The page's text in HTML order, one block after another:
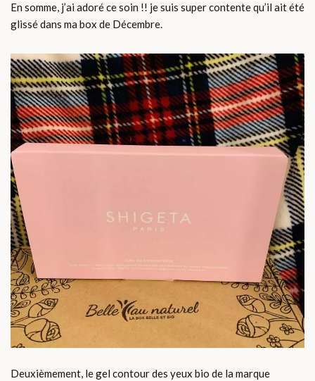
En somme, j’ai adoré ce soin !! je suis super contente qu’il ait été
glissé dans ma box de Décembre.
Deuxièmement, le gel contour des yeux bio de la marque